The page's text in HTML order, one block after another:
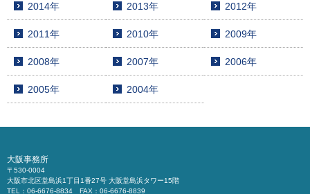
2014年 2013年 2012年
2011年 2010年 2009年
2008年 2007年 2006年
2005年 2004年
大阪事務所
〒530-0004
大阪市北区堂島浜1丁目1番27号 大阪堂島浜タワー15階
TEL：06-6676-8834 FAX：06-6676-8839